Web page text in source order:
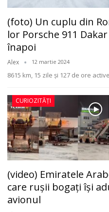
(foto) Un cuplu din
lor Porsche 911
înapoi
Alex 12 martie 2024
8615 km, 15 zile și 127 de ore
CURIOZITĂȚI
(video) Emiratele
care rușii bogați își
avionul